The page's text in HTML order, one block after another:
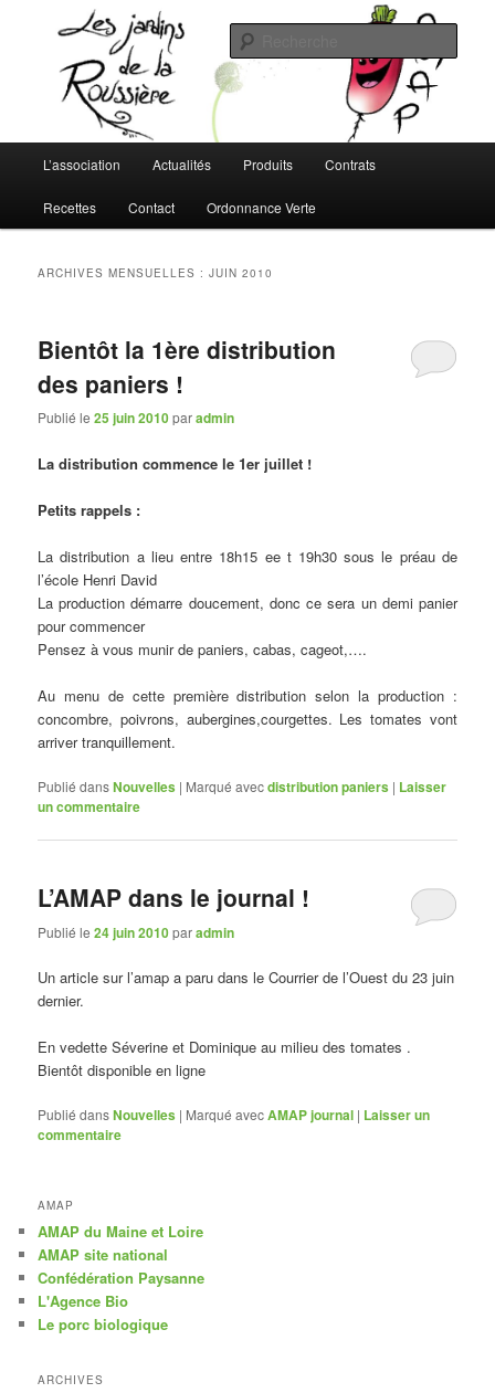
secondaireLes Jardins de la Roussière
L'AMAP de Montreuil-Juigné !
principal
L’association Actualités Produits Contrats
Recettes Contact Ordonnance Verte
ARCHIVES MENSUELLES :JUIN 2010
Bientôt la 1ère distribution
des paniers !
Publié le25 juin 2010paradmin
La distribution commence le 1er juillet !
Petits rappels :
La distribution a lieu entre 18h15 ee t 19h30 sous le préau de
l’école Henri David
La production démarre doucement, donc ce sera un demi panier
pour commencer
Pensez à vous munir de paniers, cabas, cageot,….
Au menu de cette première distribution selon la production :
concombre, poivrons, aubergines,courgettes. Les tomates vont
arriver tranquillement.
Publié dansNouvelles | Marqué avecdistribution paniers | Laisser
un commentaire
L’AMAP dans le journal !
Publié le24 juin 2010paradmin
Un article sur l’amap a paru dans le Courrier de l’Ouest du 23 juin
dernier.
En vedette Séverine et Dominique au milieu des tomates .
Bientôt disponible en ligne
Publié dansNouvelles | Marqué avecAMAP journal | Laisser un
commentaire
AMAP
AMAP du Maine et Loire
AMAP site national
Confédération Paysanne
L'Agence Bio
Le porc biologique
ARCHIVES